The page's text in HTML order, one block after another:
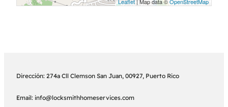
Dirección: 274a Cll Clemson San Juan, 00927, Puerto Rico
Email: info@locksmithhomeservices.com